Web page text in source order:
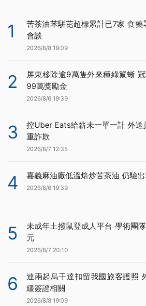
1
苦茶油苯駢芘超標累計已7家 食藥
會談
2026/8/8 19:09
2
屏東移除逾9萬隻外來種綠鬣蜥
99萬獎勵金
2026/8/6 19:39
3
控Uber Eats給薪未一單一計 外送
重詐欺
2026/8/7 12:35
4 嘉義麻油廠低溫焙炒苦茶油 仍驗
2026/8/6 19:39
5
未成年土撥鼠登成人平台 學術團
元
2026/8/7 20:10
6
連兩起烏干達扣留我國旅客護照
緩簽證相關
2026/8/8 19:09